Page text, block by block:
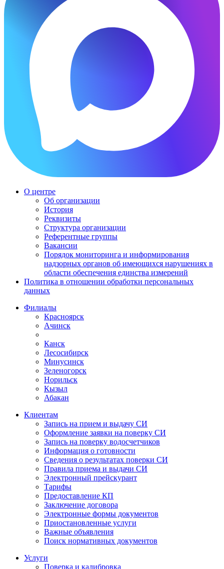
О центре
Об организации
История
Реквизиты
Структура организации
Референтные группы
Вакансии
Порядок мониторинга и информирования
надзорных органов об имеющихся нарушениях в
области обеспечения единства измерений
Политика в отношении обработки персональных
данных
Филиалы
Красноярск
Ачинск
Канск
Лесосибирск
Минусинск
Зеленогорск
Норильск
Кызыл
Абакан
Клиентам
Запись на прием и выдачу СИ
Оформление заявки на поверку СИ
Запись на поверку водосчетчиков
Информация о готовности
Сведения о результатах поверки СИ
Правила приема и выдачи СИ
Электронный прейскурант
Тарифы
Предоставление КП
Заключение договора
Электронные формы документов
Приостановленные услуги
Важные объявления
Поиск нормативных документов
Услуги
Поверка и калибровка